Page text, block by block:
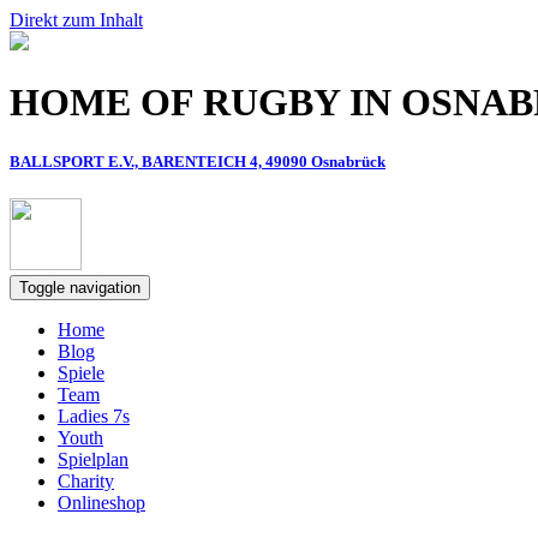
Direkt zum Inhalt
HOME OF RUGBY IN
BALLSPORT E.V., BARENTEICH 4, 49090 Osnabrück
Toggle navigation
Home
Blog
Spiele
Team
Ladies 7s
Youth
Spielplan
Charity
Onlineshop